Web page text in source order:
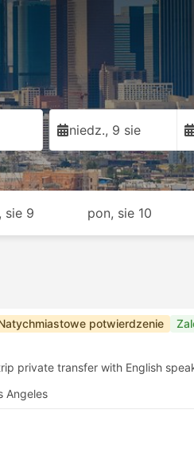
niedz., 9 sie
sie 9 pon, sie 10
potwierdzenie
private transfer with English
Angeles